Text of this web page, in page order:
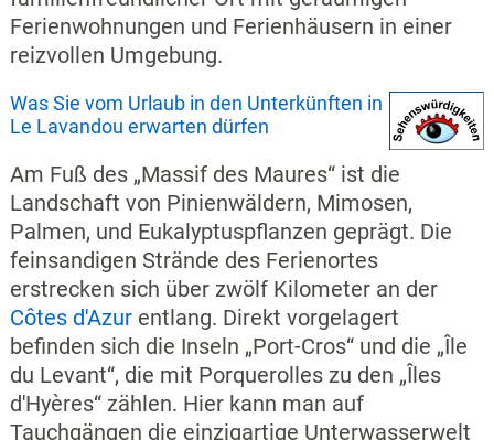
Ferienwohnungen und Ferienhäusern in einer
reizvollen Umgebung.
Was Sie vom Urlaub in den Unterkünften in
Le Lavandou erwarten dürfen
Am Fuß des „Massif des Maures“ ist die
Landschaft von Pinienwäldern, Mimosen,
Palmen, und Eukalyptuspflanzen geprägt. Die
feinsandigen Strände des Ferienortes
erstrecken sich über zwölf Kilometer an der
Côtes d'Azurentlang. Direkt vorgelagert
befinden sich die Inseln „Port-Cros“ und die „Île
du Levant“, die mit Porquerolles zu den „Îles
d'Hyères“ zählen. Hier kann man auf
Tauchgängen die einzigartige Unterwasserwelt